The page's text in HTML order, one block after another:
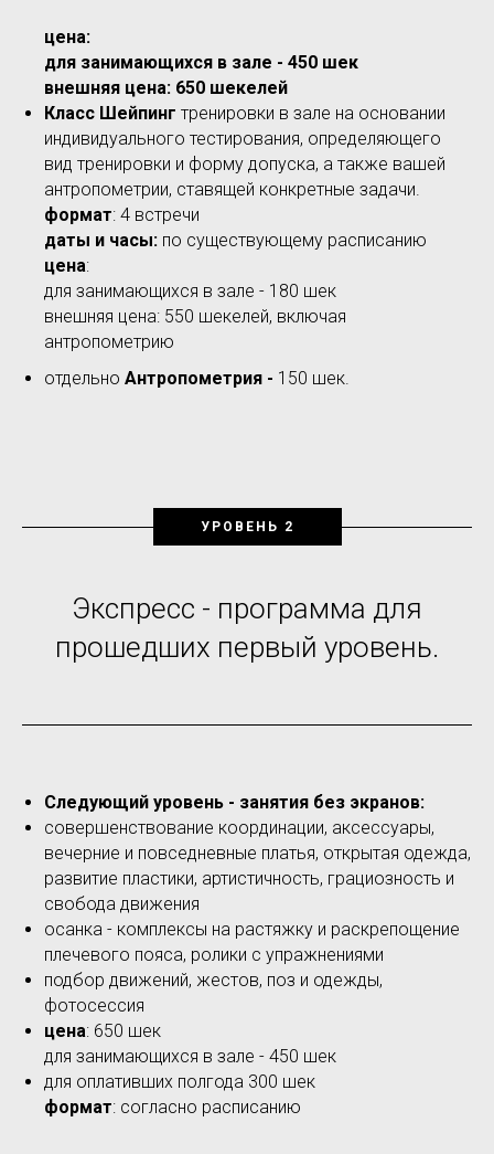
цена:
для занимающихся в зале - 450 шек
внешняя цена: 650 шекелей
Класс Шейпинг тренировки в зале на основании
индивидуального тестирования, определяющего
вид тренировки и форму допуска, а также вашей
антропометрии, ставящей конкретные задачи.
формат: 4 встречи
даты и часы: по существующему расписанию
цена:
для занимающихся в зале - 180 шек
внешняя цена: 550 шекелей, включая
антропометрию
отдельно Антропометрия - 150 шек.
УРОВЕНЬ 2
Экспресс - программа для
прошедших первый уровень.
Следующий уровень - занятия без экранов:
совершенствование координации, аксессуары,
вечерние и повседневные платья, открытая одежда,
развитие пластики, артистичность, грациозность и
свобода движения
осанка - комплексы на растяжку и раскрепощение
плечевого пояса, ролики с упражнениями
подбор движений, жестов, поз и одежды,
фотосессия
цена: 650 шек
для занимающихся в зале - 450 шек
для оплативших полгода 300 шек
формат: согласно расписанию